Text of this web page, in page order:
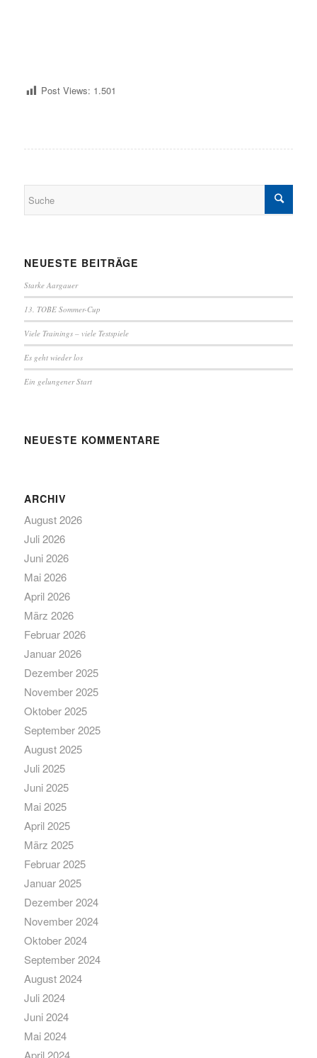
Post Views: 1.501
NEUESTE BEITRÄGE
Starke Aargauer
13. TOBE Sommer-Cup
Viele Trainings – viele Testspiele
Es geht wieder los
Ein gelungener Start
NEUESTE KOMMENTARE
ARCHIV
August 2026
Juli 2026
Juni 2026
Mai 2026
April 2026
März 2026
Februar 2026
Januar 2026
Dezember 2025
November 2025
Oktober 2025
September 2025
August 2025
Juli 2025
Juni 2025
Mai 2025
April 2025
März 2025
Februar 2025
Januar 2025
Dezember 2024
November 2024
Oktober 2024
September 2024
August 2024
Juli 2024
Juni 2024
Mai 2024
April 2024